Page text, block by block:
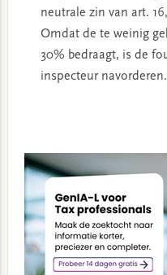
neutrale zin van art.
Omdat de te weinig
30% bedraagt, is de
inspecteur navorderen.
Sidebar